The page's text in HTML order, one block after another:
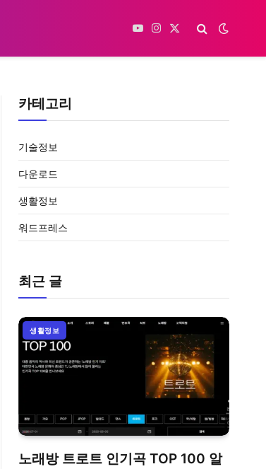
YouTubeInstagram
X
카테고리
기술정보
다운로드
생활정보
워드프레스
최근 글
생활정보
노래방 트로트 인기곡 TOP 100 알